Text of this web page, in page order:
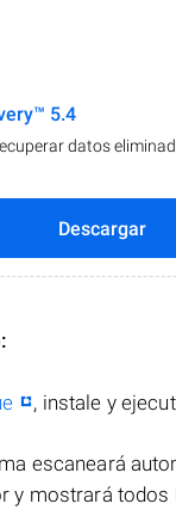
5.4
datos
Descargar
, instale y
escaneará
y mostrará